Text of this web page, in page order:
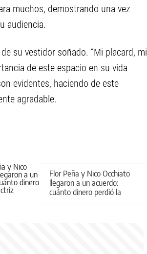
muchos, demostrando una vez
audiencia.
su vestidor soñado. “Mi placard, mi
de este espacio en su vida
evidentes, haciendo de este
agradable.
Flor Peña y Nico Occhiato
llegaron a un acuerdo:
cuánto dinero perdió la
actriz